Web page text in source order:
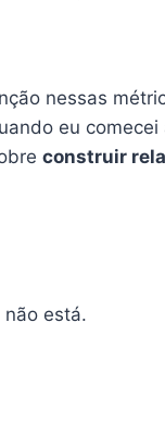
nessas
eu
construir
está.